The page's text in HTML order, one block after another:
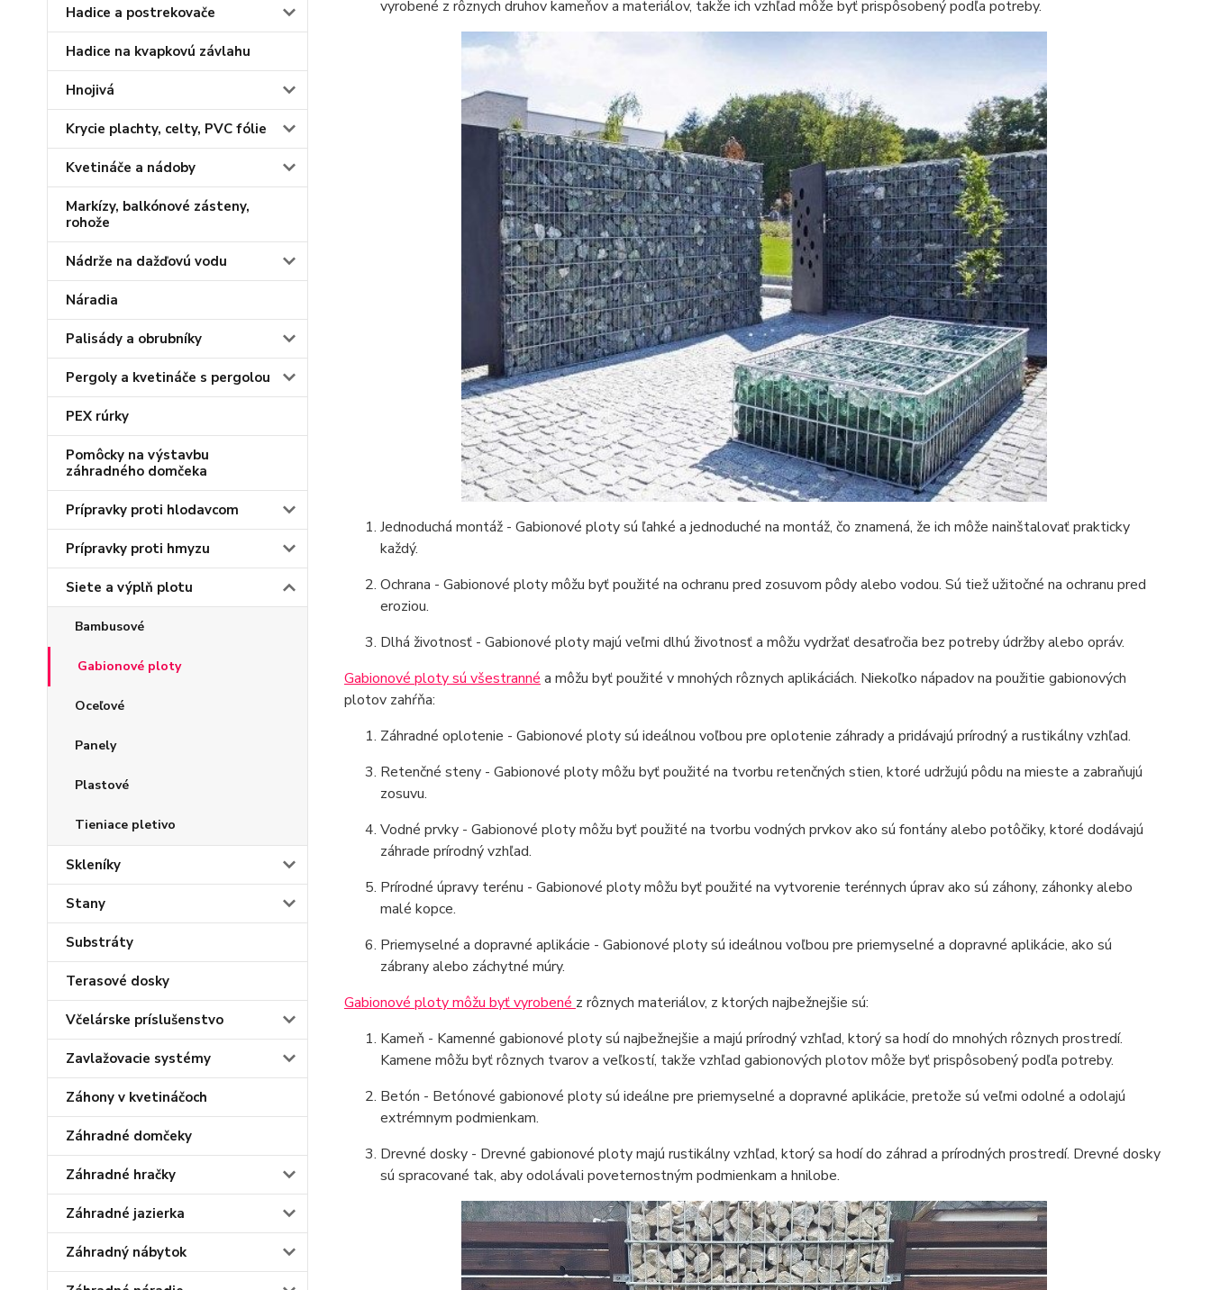
Hadice a postrekovače
Hadice na kvapkovú závlahu
Hnojivá
Krycie plachty, celty, PVC fólie
Kvetináče a nádoby
Markízy, balkónové zásteny,
rohože
Nádrže na dažďovú vodu
Náradia
Palisády a obrubníky
Pergoly a kvetináče s pergolou
PEX rúrky
Pomôcky na výstavbu
záhradného domčeka
Prípravky proti hlodavcom
Prípravky proti hmyzu
Siete a výplň plotu
Bambusové
Gabionové ploty
Oceľové
Panely
Plastové
Tieniace pletivo
Skleníky
Stany
Substráty
Terasové dosky
Včelárske príslušenstvo
Zavlažovacie systémy
Záhony v kvetináčoch
Záhradné domčeky
Záhradné hračky
Záhradné jazierka
Záhradný nábytok
vyrobené z rôznych druhov kameňov a materiálov, takže ich vzhľad môže byť prispôsobený podľa potreby.
Jednoduchá montáž - Gabionové ploty sú ľahké a jednoduché na montáž, čo znamená, že ich môže nainštalovať prakticky
každý.
Ochrana - Gabionové ploty môžu byť použité na ochranu pred zosuvom pôdy alebo vodou. Sú tiež užitočné na ochranu pred
eroziou.
Dlhá životnosť - Gabionové ploty majú veľmi dlhú životnosť a môžu vydržať desaťročia bez potreby údržby alebo opráv.
Gabionové ploty sú všestranné a môžu byť použité v mnohých rôznych aplikáciách. Niekoľko nápadov na použitie gabionových
plotov zahŕňa:
Záhradné oplotenie - Gabionové ploty sú ideálnou voľbou pre oplotenie záhrady a pridávajú prírodný a rustikálny vzhľad.
Retenčné steny - Gabionové ploty môžu byť použité na tvorbu retenčných stien, ktoré udržujú pôdu na mieste a zabraňujú
zosuvu.
Vodné prvky - Gabionové ploty môžu byť použité na tvorbu vodných prvkov ako sú fontány alebo potôčiky, ktoré dodávajú
záhrade prírodný vzhľad.
Prírodné úpravy terénu - Gabionové ploty môžu byť použité na vytvorenie terénnych úprav ako sú záhony, záhonky alebo
malé kopce.
Priemyselné a dopravné aplikácie - Gabionové ploty sú ideálnou voľbou pre priemyselné a dopravné aplikácie, ako sú
zábrany alebo záchytné múry.
Gabionové ploty môžu byť vyrobené z rôznych materiálov, z ktorých najbežnejšie sú:
Kameň - Kamenné gabionové ploty sú najbežnejšie a majú prírodný vzhľad, ktorý sa hodí do mnohých rôznych prostredí.
Kamene môžu byť rôznych tvarov a veľkostí, takže vzhľad gabionových plotov môže byť prispôsobený podľa potreby.
Betón - Betónové gabionové ploty sú ideálne pre priemyselné a dopravné aplikácie, pretože sú veľmi odolné a odolajú
extrémnym podmienkam.
Drevné dosky - Drevné gabionové ploty majú rustikálny vzhľad, ktorý sa hodí do záhrad a prírodných prostredí. Drevné dosky
sú spracované tak, aby odolávali poveternostným podmienkam a hnilobe.